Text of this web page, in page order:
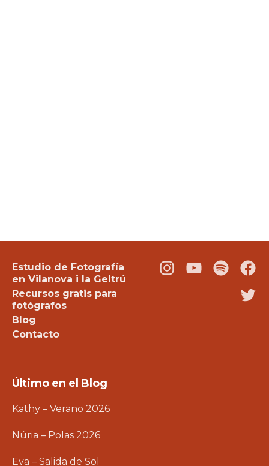
Estudio de Fotografía
en Vilanova i la Geltrú
Recursos gratis para
fotógrafos
Blog
Contacto
Instagram
YoutubePodcast
Último en el Blog
Kathy – Verano 2026
Núria – Polas 2026
Eva – Salida de Sol